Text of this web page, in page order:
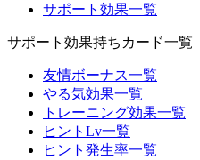
サポート効果一覧
サポート効果持ちカード一覧
友情ボーナス一覧
やる気効果一覧
トレーニング効果一覧
ヒントLv一覧
ヒント発生率一覧